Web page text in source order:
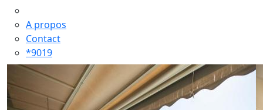
A propos
Contact
*9019